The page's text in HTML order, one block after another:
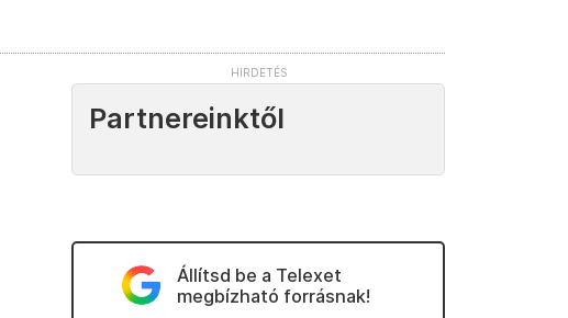
Partnereinktől
Állítsd be a Telexet
megbízható forrásnak!